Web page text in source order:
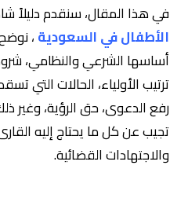
في هذا المقال، سنقدم دليلاً
الأطفال في السعودية،
أساسها الشرعي والنظامي،
ترتيب الأولياء، الحالات التي
رفع الدعوى، حق الرؤية، وغير
تجيب عن كل ما يحتاج إليه
والاجتهادات القضائية.